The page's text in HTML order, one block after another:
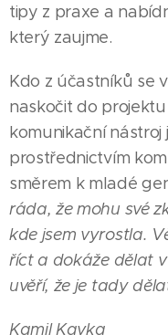
tipy z praxe a
který zaujme.
Kdo z účastníků se
naskočit do
komunikační nástroj
prostřednictvím
směrem k mladé
ráda, že mohu své
kde jsem vyrostla.
říct a dokáže dělat
uvěří, že je tady
Kamil Kavka
10.08.2026
PRAHA
|Jana
Kolbáčová
Vejpravová
je první
osobností
nové